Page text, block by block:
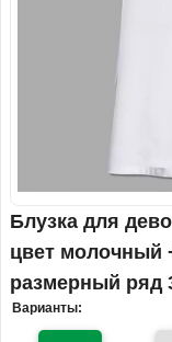
Блузка для
цвет молочный
размерный ряд
Варианты: